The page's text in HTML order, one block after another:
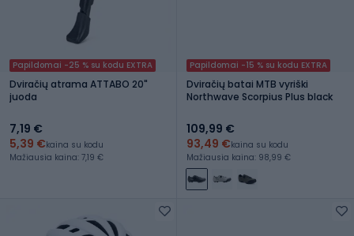
Papildomai -25 % su kodu EXTRA
Dviračių atrama ATTABO 20"
juoda
7,19 €
5,39 €kaina su kodu
Mažiausia kaina: 7,19 €
Papildomai -15 % su kodu EXTRA
Dviračių batai MTB vyriški
Northwave Scorpius Plus black
109,99 €
93,49 €kaina su kodu
Mažiausia kaina: 98,99 €